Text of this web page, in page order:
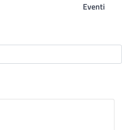
Eventi
Ricerca -